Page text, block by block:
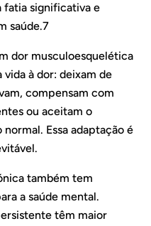
fatia significativa e
saúde.7
dor musculoesquelética
à dor: deixam de
compensam com
ou aceitam o
Essa adaptação é
também tem
a saúde mental.
têm maior